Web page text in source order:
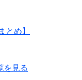
とめ】
を見る